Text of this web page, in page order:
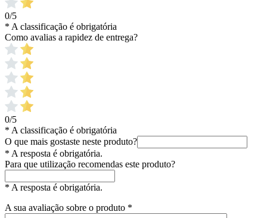
0/5
* A classificação é obrigatória
Como avalias a rapidez de entrega?
0/5
* A classificação é obrigatória
O que mais gostaste neste produto?
* A resposta é obrigatória.
Para que utilização recomendas este produto?
* A resposta é obrigatória.
A sua avaliação sobre o produto *